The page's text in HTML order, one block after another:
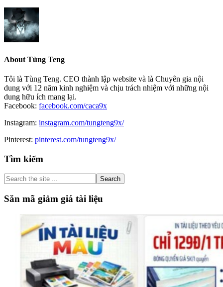
About Tùng Teng
Tôi là Tùng Teng. CEO thành lập website và là Chuyên gia nội
dung với 12 năm kinh nghiệm và chịu trách nhiệm với những nội
dung hữu ích mang lại.
Facebook: facebook.com/caca9x
Instagram: instagram.com/tungteng9x/
Pinterest: pinterest.com/tungteng9x/
Primary
Sidebar
Tìm kiếm
Search
the
site
...
Săn mã giảm giá tài liệu